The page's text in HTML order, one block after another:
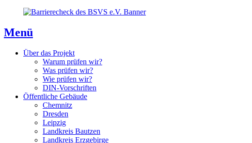
Inhaltsverzeichnis
Kontaktseite
Inhalt
Menü
Über das Projekt
Warum prüfen wir?
Was prüfen wir?
Wie prüfen wir?
DIN-Vorschriften
Öffentliche Gebäude
Chemnitz
Dresden
Leipzig
Landkreis Bautzen
Landkreis Erzgebirge